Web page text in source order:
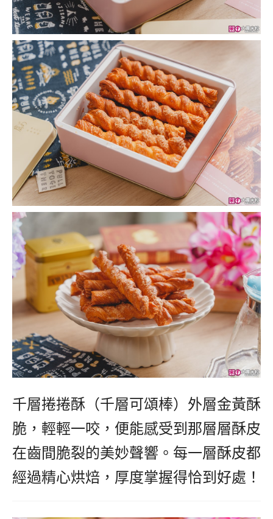
千層捲捲酥（千層可頌棒）外層金黃酥
脆，輕輕一咬，便能感受到那層層酥皮
在齒間脆裂的美妙聲響。每一層酥皮都
經過精心烘焙，厚度掌握得恰到好處！